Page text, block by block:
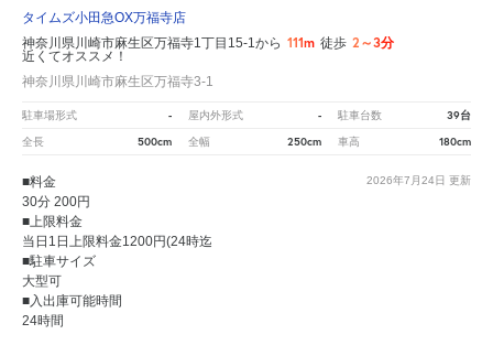
タイムズ小田急OX万福寺店
神奈川県川崎市麻生区万福寺1丁目15-1から 111m 徒歩 2～3分
近くてオススメ！
神奈川県川崎市麻生区万福寺3-1
駐車場形式 - 屋内外形式 - 駐車台数 39台
全長 500cm 全幅 250cm 車高 180cm
2026年7月24日 更新
■料金
30分 200円
■上限料金
当日1日上限料金1200円(24時迄
■駐車サイズ
大型可
■入出庫可能時間
24時間